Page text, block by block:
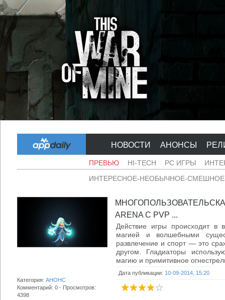
НОВОСТИ АНОНСЫ
ПРЕВЬЮ HI-TECH PC ИГРЫ
ИНТЕРЕСНОЕ-НЕОБЫЧНОЕ-
ARENA С PVP ...
Действие игры происходит
магией и волшебными
развлечение и спорт — это
другом. Гладиаторы
магию и примитивное
Дата публикации: 10-09-2014, 15:20
Категория: АНОНС
Комментарий: 0 - Просмотров:
4398